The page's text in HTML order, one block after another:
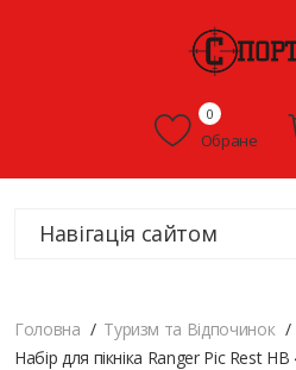
Обране
0
Навігація сайтом
Головна
Туризм та Відпочинок
Набір для пікніка Ranger Pic Rest